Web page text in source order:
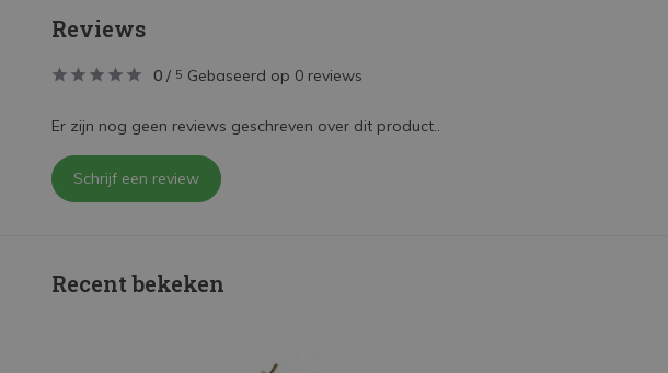
Reviews
0 / 5 Gebaseerd op 0 reviews
Er zijn nog geen reviews geschreven over dit product..
Schrijf een review
Recent bekeken